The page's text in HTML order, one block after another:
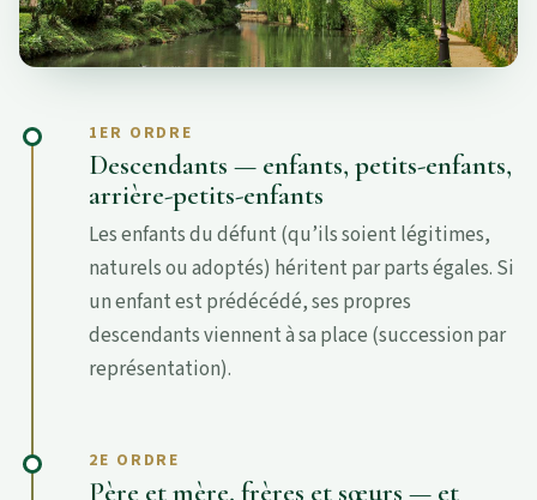
1ER ORDRE
Descendants — enfants, petits-enfants,
arrière-petits-enfants
Les enfants du défunt (qu’ils soient légitimes,
naturels ou adoptés) héritent par parts égales. Si
un enfant est prédécédé, ses propres
descendants viennent à sa place (succession par
représentation).
2E ORDRE
Père et mère, frères et sœurs — et